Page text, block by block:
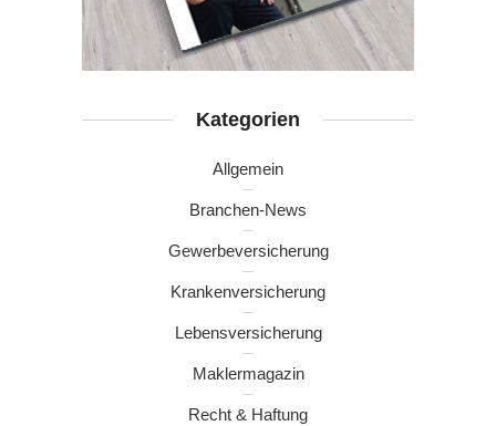
Kategorien
Allgemein
Branchen-News
Gewerbeversicherung
Krankenversicherung
Lebensversicherung
Maklermagazin
Recht & Haftung